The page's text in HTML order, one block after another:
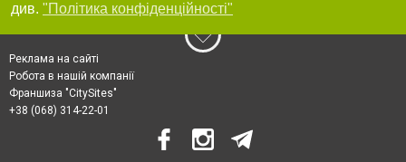
див. "Політика конфіденційності"
Реклама на сайті
Робота в нашій компанії
Франшиза "CitySites"
+38 (068) 314-22-01